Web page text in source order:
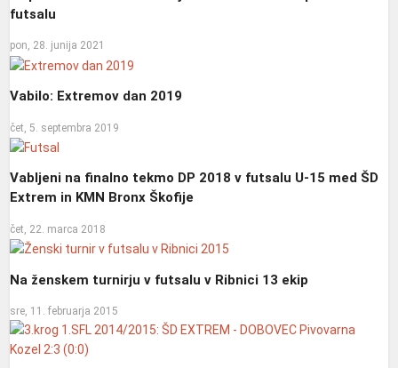
futsalu
pon, 28. junija 2021
Vabilo: Extremov dan 2019
čet, 5. septembra 2019
Vabljeni na finalno tekmo DP 2018 v futsalu U-15 med ŠD
Extrem in KMN Bronx Škofije
čet, 22. marca 2018
Na ženskem turnirju v futsalu v Ribnici 13 ekip
sre, 11. februarja 2015